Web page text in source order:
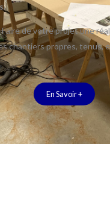
.
de votre projet une
chantiers propres, tenus,
En Savoir +